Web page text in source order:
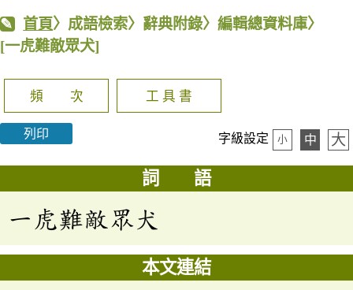
首頁〉成語檢索〉辭典附錄〉編輯總資料庫〉
[一虎難敵眾犬]
頻 次 工 具 書
列印 字級設定 小 中 大
詞 語
一虎難敵眾犬
本文連結